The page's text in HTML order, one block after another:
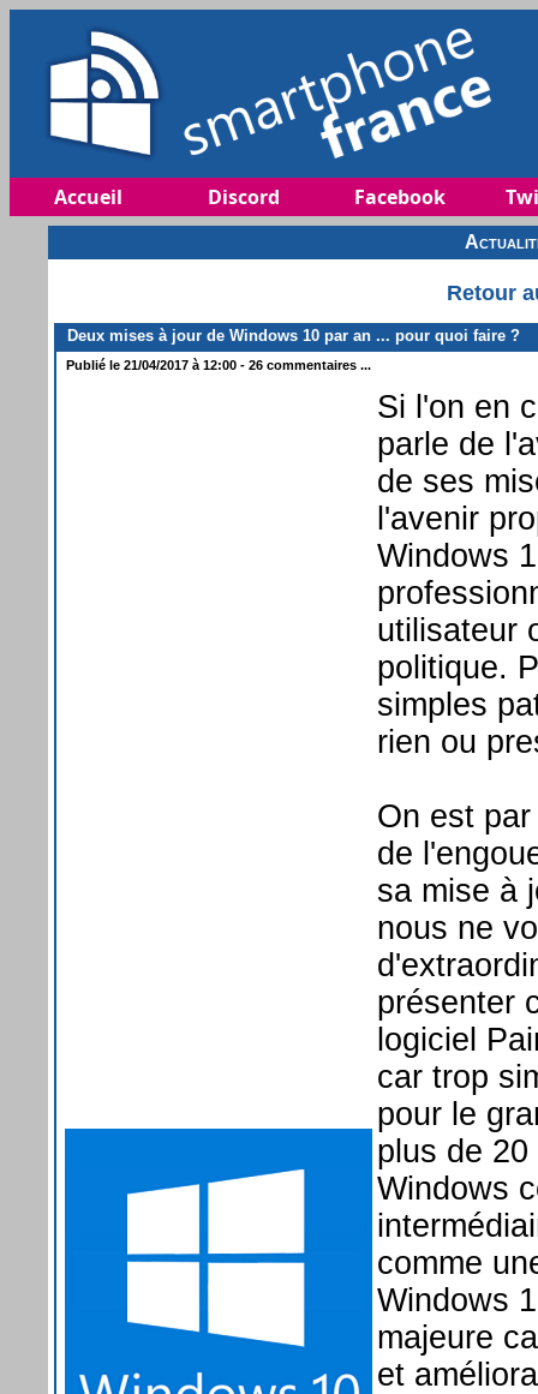
Accueil Discord Facebook
Retour
Deux mises à jour de Windows 10 par an ... pour quoi faire ?
Publié le 21/04/2017 à 12:00 - 26 commentaires ...
Si l'on en
parle de
de ses
l'avenir
Windows
utilisateur
politique.
simples
rien ou
On est
de
sa mise à
nous ne
présenter
logiciel
car trop
pour le
plus de
Windows
comme
Windows
majeure
et